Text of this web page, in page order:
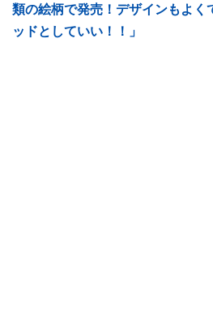
類の絵柄で発売！デザインもよく
ッドとしていい！！」